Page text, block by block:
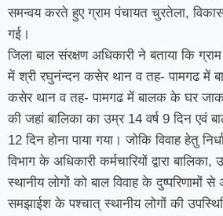
समन्वय करते हुए ग्राम पंचायत चुरतेला,
गई।
जिला बाल संरक्षण अधिकारी ने बताया कि
में श्री रघुनंन्दन कसेर थान व तह- पामगढ में
कसेर थान व तह- पामगढ में बालक के घर
की जहां बालिका का उम्र 14 वर्ष 9 दिन एवं
12 दिन होना पाया गया। जोकि विवाह हेतु
विभाग के अधिकारी कर्मचारियों द्वारा
स्थानीय लोगों को बाल विवाह के दुष्परिणामों
समझाईश के पश्चात् स्थानीय लोगों की